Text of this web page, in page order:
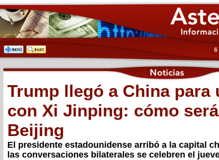
6
Trump llegó a China para
con Xi Jinping: cómo
Beijing
El presidente estadounidense arribó a la capital
las conversaciones bilaterales se celebren el